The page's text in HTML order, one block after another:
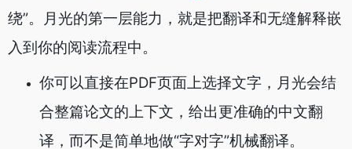
绕”。月光的第一层能力，就是把翻译和无缝解释嵌
入到你的阅读流程中。
你可以直接在PDF页面上选择文字，月光会结
合整篇论文的上下文，给出更准确的中文翻
译，而不是简单地做“字对字”机械翻译。